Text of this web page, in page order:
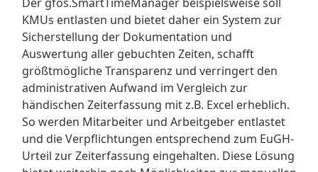
KMUs entlasten und bietet daher ein System zur
Sicherstellung der Dokumentation und
Auswertung aller gebuchten Zeiten, schafft
größtmögliche Transparenz und verringert den
administrativen Aufwand im Vergleich zur
händischen Zeiterfassung mit z.B. Excel erheblich.
So werden Mitarbeiter und Arbeitgeber entlastet
und die Verpflichtungen entsprechend zum EuGH-
Urteil zur Zeiterfassung eingehalten. Diese Lösung